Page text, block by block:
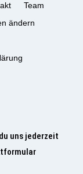
Team
ändern
uns jederzeit